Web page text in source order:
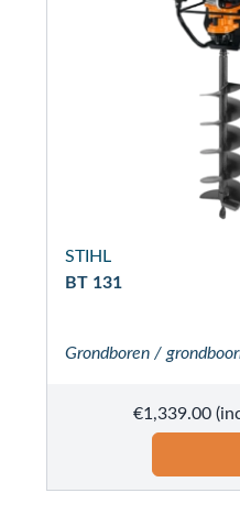
STIHL
BT 131
Grondboren /
€1,339.00